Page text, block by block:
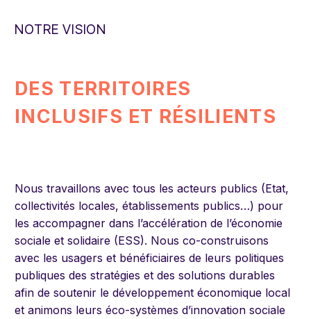
NOTRE VISION
DES TERRITOIRES
INCLUSIFS ET RÉSILIENTS
Nous travaillons avec tous les acteurs publics (Etat,
collectivités locales, établissements publics…) pour
les accompagner dans l’accélération de l’économie
sociale et solidaire (ESS). Nous co-construisons
avec les usagers et bénéficiaires de leurs politiques
publiques des stratégies et des solutions durables
afin de soutenir le développement économique local
et animons leurs éco-systèmes d’innovation sociale